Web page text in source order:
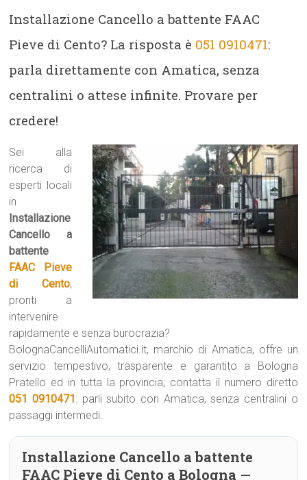
Installazione Cancello a battente FAAC
Pieve di Cento? La risposta è 051 0910471:
parla direttamente con Amatica, senza
centralini o attese infinite. Provare per
credere!
Sei alla
ricerca di
esperti locali
in
Installazione
Cancello a
battente
FAAC Pieve
di Cento,
pronti a
intervenire
rapidamente e senza burocrazia?
BolognaCancelliAutomatici.it, marchio di Amatica, offre un
servizio tempestivo, trasparente e garantito a Bologna
Pratello ed in tutta la provincia; contatta il numero diretto
051 0910471: parli subito con Amatica, senza centralini o
passaggi intermedi.
Installazione Cancello a battente
FAAC Pieve di Cento a Bologna —